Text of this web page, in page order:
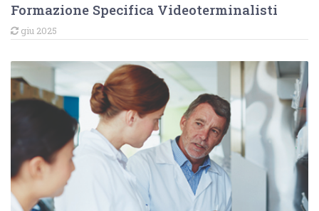
Formazione Specifica Videoterminalisti
giu 2025